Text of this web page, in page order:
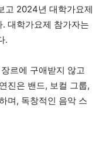
고 2024년 대학가요제
대학가요제 참가자는
.
르에 구애받지 않고
진은 밴드, 보컬 그룹,
며, 독창적인 음악 스